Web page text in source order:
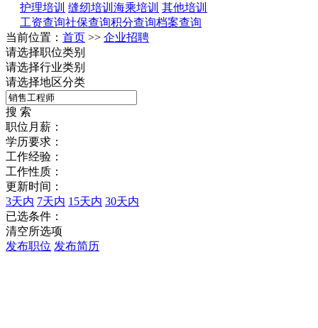
护理培训 缝纫培训 海乘培训 其他培训
工资查询社保查询积分查询档案查询
当前位置： 首页 >> 企业招聘
请选择职位类别
请选择行业类别
请选择地区分类
搜 索
职位月薪：
学历要求：
工作经验：
工作性质：
更新时间：
3天内 7天内 15天内 30天内
已选条件：
清空所选项
发布职位 发布简历